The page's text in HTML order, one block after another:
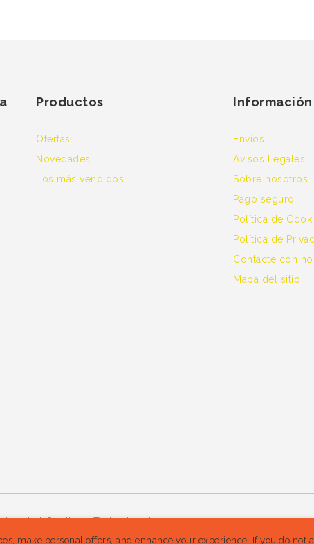
Productos
Ofertas
Novedades
Los más vendidos
Envíos
Avisos Legales
Sobre nosotros
Pago seguro
Política de
Política de
Contacte con
Mapa del sitio
de bConline - Todos los derechos
make personal offers, and enhance your experience. If you do